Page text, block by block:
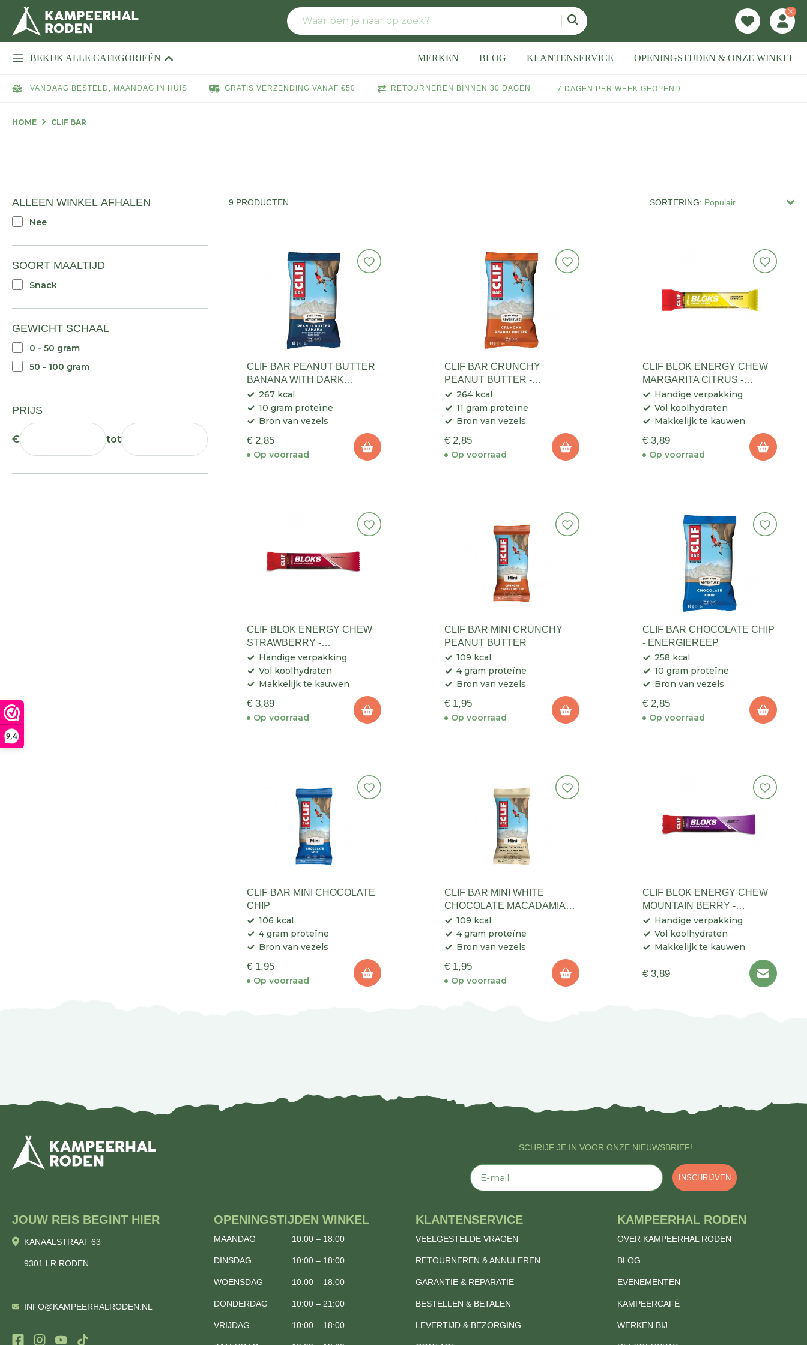
9,4
BEKIJK ALLE CATEGORIEËN MERKEN BLOG KLANTENSERVICE OPENINGSTIJDEN & ONZE WINKEL
VANDAAG BESTELD, MAANDAG IN HUIS GRATIS VERZENDING VANAF €50 RETOURNEREN BINNEN 30 DAGEN 7 DAGEN PER WEEK GEOPEND
HOME CLIF BAR
ALLEEN WINKEL AFHALEN
Nee
SOORT MAALTIJD
Snack
GEWICHT SCHAAL
0 - 50 gram
50 - 100 gram
PRIJS
€ tot
9 PRODUCTEN SORTERING:
CLIF BAR PEANUT BUTTER
BANANA WITH DARK
CHOCOLATE -
ENERGIEREEP
267 kcal
10 gram proteïne
Bron van vezels
€ 2,85
Op voorraad
CLIF BAR CRUNCHY
PEANUT BUTTER -
ENERGIEREEP
264 kcal
11 gram proteïne
Bron van vezels
€ 2,85
Op voorraad
CLIF BLOK ENERGY CHEW
MARGARITA CITRUS -
ENERGIEREEP
Handige verpakking
Vol koolhydraten
Makkelijk te kauwen
€ 3,89
Op voorraad
CLIF BLOK ENERGY CHEW
STRAWBERRY -
ENERGIEREEP
Handige verpakking
Vol koolhydraten
Makkelijk te kauwen
€ 3,89
Op voorraad
CLIF BAR MINI CRUNCHY
PEANUT BUTTER
109 kcal
4 gram proteïne
Bron van vezels
€ 1,95
Op voorraad
CLIF BAR CHOCOLATE CHIP
- ENERGIEREEP
258 kcal
10 gram proteïne
Bron van vezels
€ 2,85
Op voorraad
CLIF BAR MINI CHOCOLATE
CHIP
106 kcal
4 gram proteïne
Bron van vezels
€ 1,95
Op voorraad
CLIF BAR MINI WHITE
CHOCOLATE MACADAMIA
NUT109 kcal
4 gram proteïne
Bron van vezels
€ 1,95
Op voorraad
CLIF BLOK ENERGY CHEW
MOUNTAIN BERRY -
ENERGIEREEP
Handige verpakking
Vol koolhydraten
Makkelijk te kauwen
€ 3,89
SCHRIJF JE IN VOOR ONZE NIEUWSBRIEF!
E-mail
INSCHRIJVEN
JOUW REIS BEGINT HIER
KANAALSTRAAT 63
9301 LR RODEN
INFO@KAMPEERHALRODEN.NL
OPENINGSTIJDEN WINKEL
MAANDAG 10:00 – 18:00
DINSDAG 10:00 – 18:00
WOENSDAG 10:00 – 18:00
DONDERDAG 10:00 – 21:00
VRIJDAG 10:00 – 18:00
KLANTENSERVICE
VEELGESTELDE VRAGEN
RETOURNEREN & ANNULEREN
GARANTIE & REPARATIE
BESTELLEN & BETALEN
LEVERTIJD & BEZORGING
KAMPEERHAL RODEN
OVER KAMPEERHAL RODEN
BLOG
EVENEMENTEN
KAMPEERCAFÉ
WERKEN BIJ